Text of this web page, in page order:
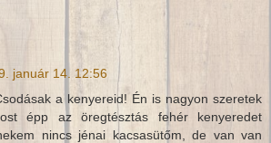
január 14. 12:56
a kenyereid! Én is nagyon szeretek
épp az öregtésztás fehér kenyeredet
nincs jénai kacsasütőm, de van van